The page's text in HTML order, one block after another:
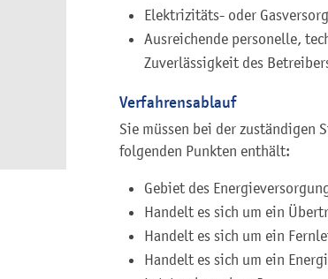
Elektrizitäts- oder
Ausreichende personelle,
Zuverlässigkeit des
Verfahrensablauf
Sie müssen bei der zuständigen
folgenden Punkten enthält:
Gebiet des
Handelt es sich um ein
Handelt es sich um ein
Handelt es sich um ein